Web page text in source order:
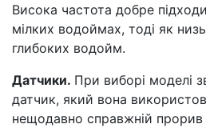
Висока частота добре
мілких водоймах, тоді як
глибоких водойм.
Датчики. При виборі моделі
датчик, який вона
нещодавно справжній прорив